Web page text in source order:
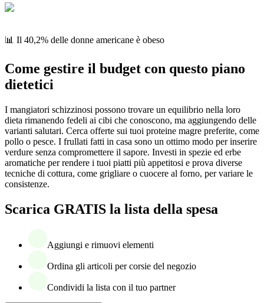
📊 Il 40,2% delle donne americane è obeso
Come gestire il budget con questo piano
dietetici
I mangiatori schizzinosi possono trovare un equilibrio nella loro
dieta rimanendo fedeli ai cibi che conoscono, ma aggiungendo delle
varianti salutari. Cerca offerte sui tuoi proteine magre preferite, come
pollo o pesce. I frullati fatti in casa sono un ottimo modo per inserire
verdure senza compromettere il sapore. Investi in spezie ed erbe
aromatiche per rendere i tuoi piatti più appetitosi e prova diverse
tecniche di cottura, come grigliare o cuocere al forno, per variare le
consistenze.
Scarica GRATIS la lista della spesa
Aggiungi e rimuovi elementi
Ordina gli articoli per corsie del negozio
Condividi la lista con il tuo partner